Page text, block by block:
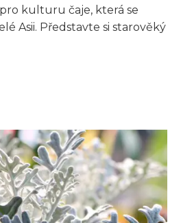
kulturu čaje, která se
Asii. Představte si starověký